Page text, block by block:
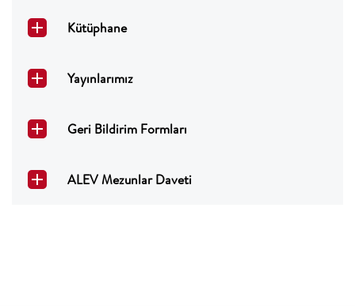
Kütüphane
Yayınlarımız
Geri Bildirim Formları
ALEV Mezunlar Daveti